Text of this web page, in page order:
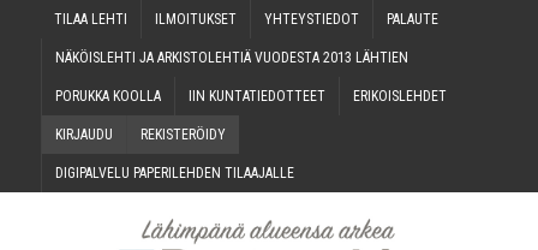
TILAA LEH­TI ILMOI­TUK­SET YHTEYS­TIE­DOT PALAU­TE
NÄKÖIS­LEH­TI JA ARKIS­TO­LEH­TIÄ VUO­DES­TA 2013 LÄHTIEN
PORUK­KA KOOLLA IIN KUN­TA­TIE­DOT­TEET ERI­KOIS­LEH­DET
KIR­JAU­DU REKIS­TE­RÖI­DY
DIGI­PAL­VE­LU PAPE­RI­LEH­DEN TILAAJALLE